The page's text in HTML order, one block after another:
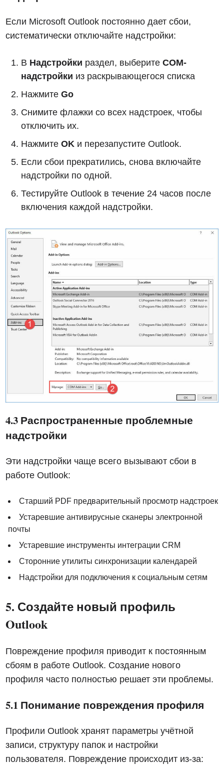
Если Microsoft Outlook постоянно дает сбои,
систематически отключайте надстройки:
В Надстройки раздел, выберитеCOM-
надстройки из раскрывающегося списка
НажмитеGo
Снимите флажки со всех надстроек, чтобы
отключить их.
НажмитеOK и перезапустите Outlook.
Если сбои прекратились, снова включайте
надстройки по одной.
Тестируйте Outlook в течение 24 часов после
включения каждой надстройки.
4.3 Распространенные проблемные
надстройки
Эти надстройки чаще всего вызывают сбои в
работе Outlook:
Старший PDF предварительный просмотр надстроек
Устаревшие антивирусные сканеры электронной
почты
Устаревшие инструменты интеграции CRM
Сторонние утилиты синхронизации календарей
Надстройки для подключения к социальным сетям
5. Создайте новый профиль
Outlook
Повреждение профиля приводит к постоянным
сбоям в работе Outlook. Создание нового
профиля часто полностью решает эти проблемы.
5.1 Понимание повреждения профиля
Профили Outlook хранят параметры учётной
записи, структуру папок и настройки
пользователя. Повреждение происходит из-за: